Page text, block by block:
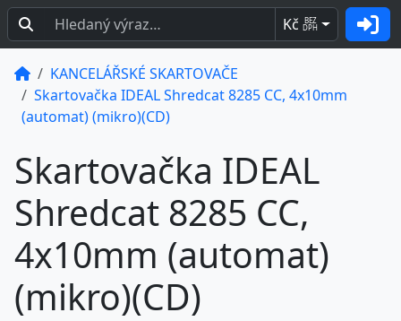
Kč BEZ
DPH
KANCELÁŘSKÉ SKARTOVAČE
Skartovačka IDEAL Shredcat 8285 CC, 4x10mm
(automat) (mikro)(CD)
Skartovačka IDEAL
Shredcat 8285 CC,
4x10mm (automat)
(mikro)(CD)